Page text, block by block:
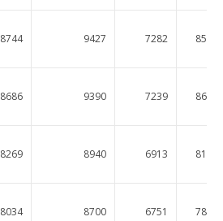
8744 9427 7282 8528
8686 9390 7239 8657
8269 8940 6913 8192
8034 8700 6751 7846